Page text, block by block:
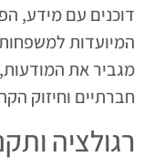
דוכנים עם מידע,
המיועדות
מגביר את
חברתיים וחיזוק
רגולציה